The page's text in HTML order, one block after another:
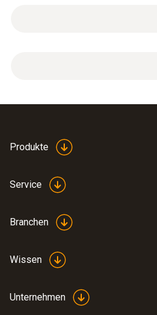
:0563 0885 X1
testo 885 -
EU-
Produkte
Service
Branchen
Wissen
Unternehmen